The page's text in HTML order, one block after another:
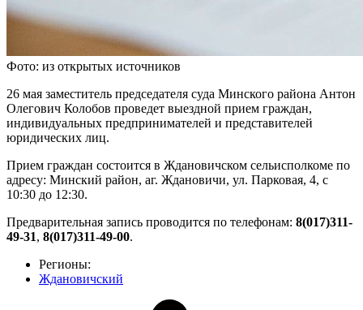
Фото: из открытых источников
26 мая заместитель председателя суда Минского района Антон
Олегович Колобов проведет выездной прием граждан,
индивидуальных предпринимателей и представителей
юридических лиц.
Прием граждан состоится в Ждановичском сельисполкоме по
адресу: Минский район, аг. Ждановичи, ул. Парковая, 4, с
10:30 до 12:30.
Предварительная запись проводится по телефонам: 8(017)311-
49-31, 8(017)311-49-00.
Регионы:
Ждановичский